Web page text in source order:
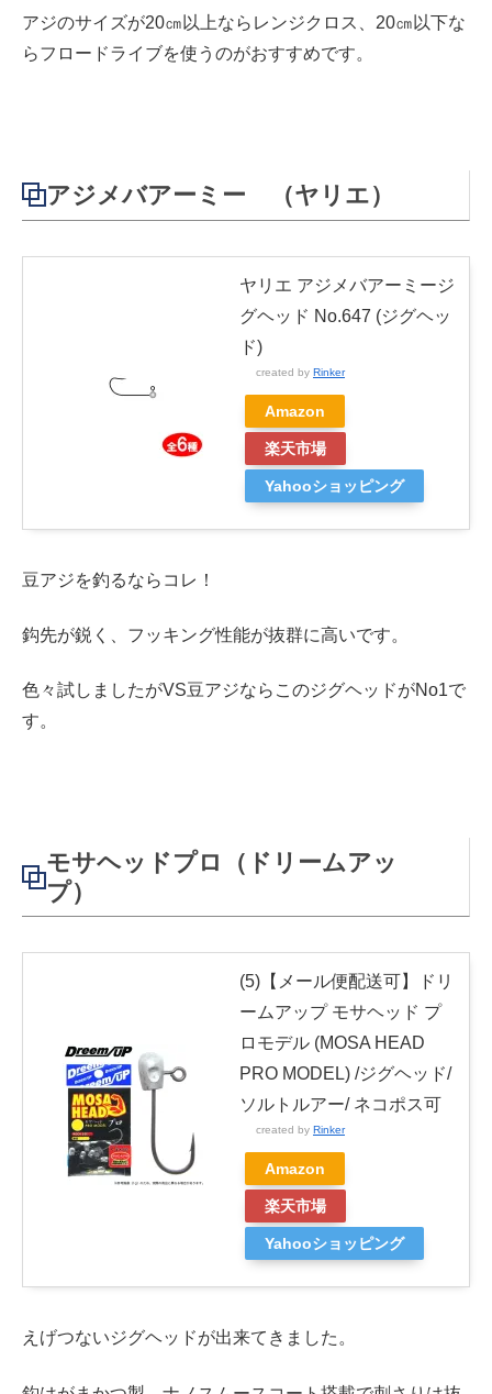
アジのサイズが20㎝以上ならレンジクロス、20㎝以下な
らフロードライブを使うのがおすすめです。
アジメバアーミー （ヤリエ）
ヤリエ アジメバアーミージ
グヘッド No.647 (ジグヘッ
ド)
created by Rinker
Amazon
楽天市場
Yahooショッピング
豆アジを釣るならコレ！
鈎先が鋭く、フッキング性能が抜群に高いです。
色々試しましたがVS豆アジならこのジグヘッドがNo1で
す。
モサヘッドプロ（ドリームアッ
プ）
(5)【メール便配送可】ドリ
ームアップ モサヘッド プ
ロモデル (MOSA HEAD
PRO MODEL) /ジグヘッド/
ソルトルアー/ ネコポス可
created by Rinker
Amazon
楽天市場
Yahooショッピング
えげつないジグヘッドが出来てきました。